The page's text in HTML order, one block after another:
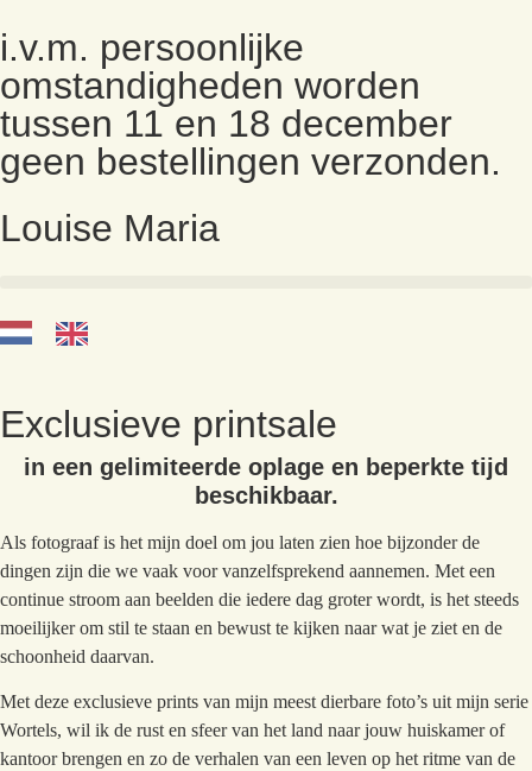
i.v.m. persoonlijke
omstandigheden worden
tussen 11 en 18 december
geen bestellingen verzonden.
Louise Maria
Exclusieve printsale
in een gelimiteerde oplage en beperkte tijd
beschikbaar.
Als fotograaf is het mijn doel om jou laten zien hoe bijzonder de
dingen zijn die we vaak voor vanzelfsprekend aannemen. Met een
continue stroom aan beelden die iedere dag groter wordt, is het steeds
moeilijker om stil te staan en bewust te kijken naar wat je ziet en de
schoonheid daarvan.
Met deze exclusieve prints van mijn meest dierbare foto’s uit mijn serie
Wortels, wil ik de rust en sfeer van het land naar jouw huiskamer of
kantoor brengen en zo de verhalen van een leven op het ritme van de